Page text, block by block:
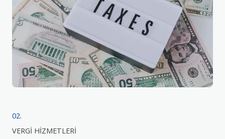
02.
VERGİ HİZMETLERİ